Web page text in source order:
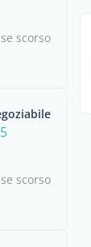
scorso
scorso